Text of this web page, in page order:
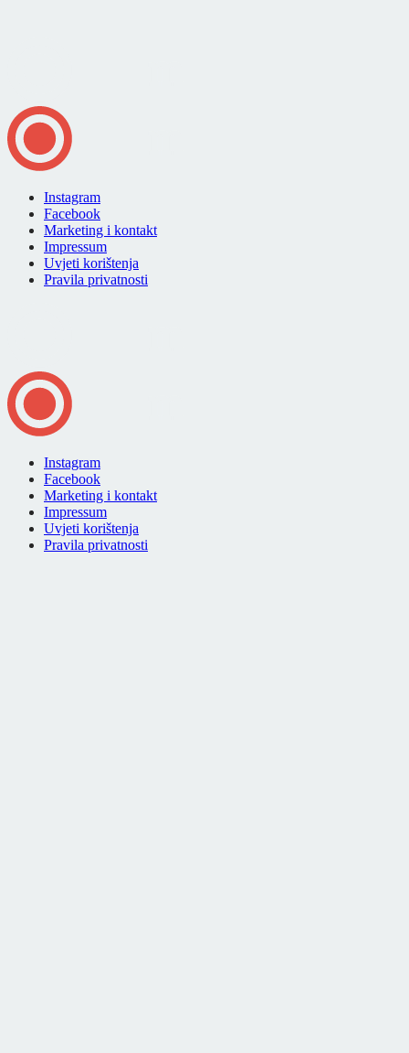
Instagram
Facebook
Marketing i kontakt
Impressum
Uvjeti korištenja
Pravila privatnosti
Instagram
Facebook
Marketing i kontakt
Impressum
Uvjeti korištenja
Pravila privatnosti